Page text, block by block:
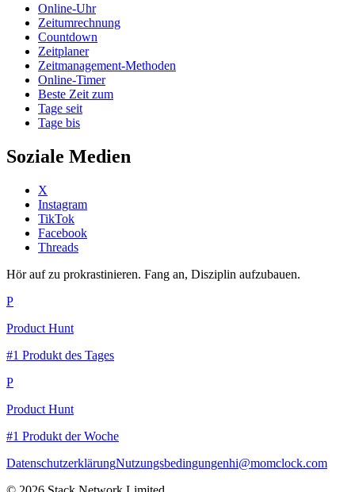
Online-Uhr
Zeitumrechnung
Countdown
Zeitplaner
Zeitmanagement-Methoden
Online-Timer
Beste Zeit zum
Tage seit
Tage bis
Soziale Medien
X
Instagram
TikTok
Facebook
Threads
Hör auf zu prokrastinieren. Fang an, Disziplin aufzubauen.
P
Product Hunt
#1 Produkt des Tages
P
Product Hunt
#1 Produkt der Woche
DatenschutzerklärungNutzungsbedingungenhi@momclock.com